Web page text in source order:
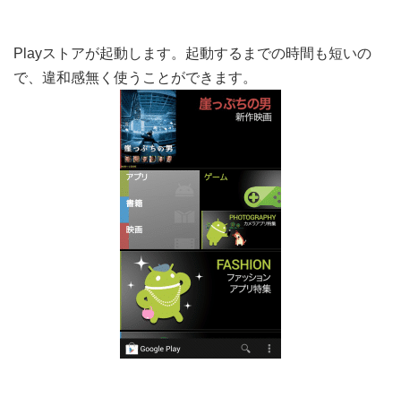
Playストアが起動します。起動するまでの時間も短いの
で、違和感無く使うことができます。